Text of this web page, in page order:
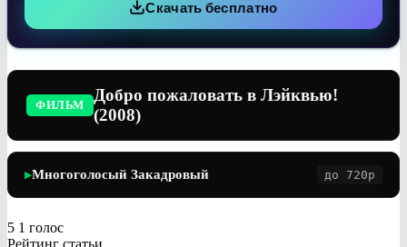
Скачать бесплатно
ФИЛЬМ
Добро пожаловать в Лэйквью!
(2008)
▶Многоголосый Закадровый до 720p
5 1 голос
Рейтинг статьи